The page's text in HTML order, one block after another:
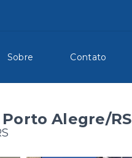
Sobre Contato
Alegre/RS